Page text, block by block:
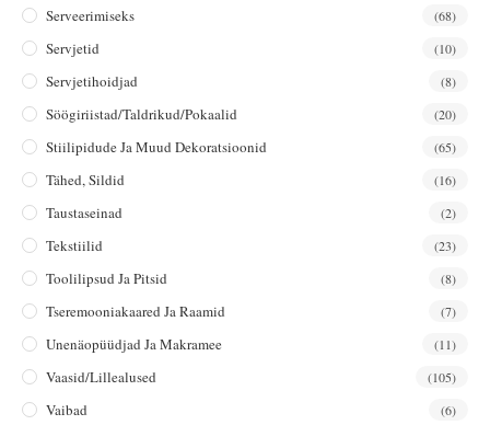
Serveerimiseks (68)
Servjetid (10)
Servjetihoidjad (8)
Söögiriistad/taldrikud/pokaalid (20)
Stiilipidude Ja Muud Dekoratsioonid (65)
Tähed, Sildid (16)
Taustaseinad (2)
Tekstiilid (23)
Toolilipsud Ja Pitsid (8)
Tseremooniakaared Ja Raamid (7)
Unenäopüüdjad Ja Makramee (11)
Vaasid/lillealused (105)
Vaibad (6)